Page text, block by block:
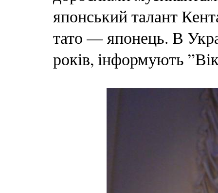
японський талант
тато — японець. В
років, інформують